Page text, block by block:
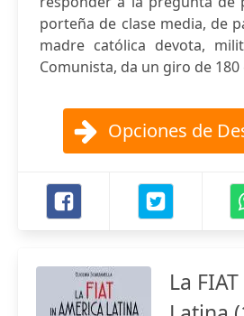
porteña de clase media, de
madre católica devota,
Comunista, da un giro de
Opciones de
La